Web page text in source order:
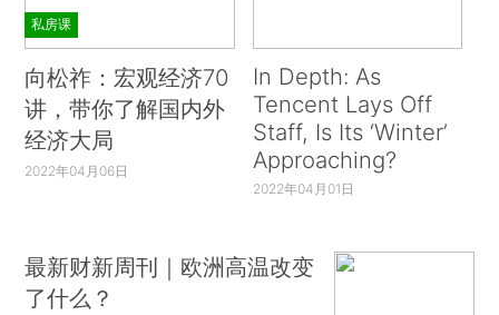
私房课
向松祚：宏观经济70
讲，带你了解国内外
经济大局
2022年04月06日
In Depth: As
Tencent Lays Off
Staff, Is Its ‘Winter’
Approaching?
2022年04月01日
最新财新周刊｜欧洲高温改变
了什么？